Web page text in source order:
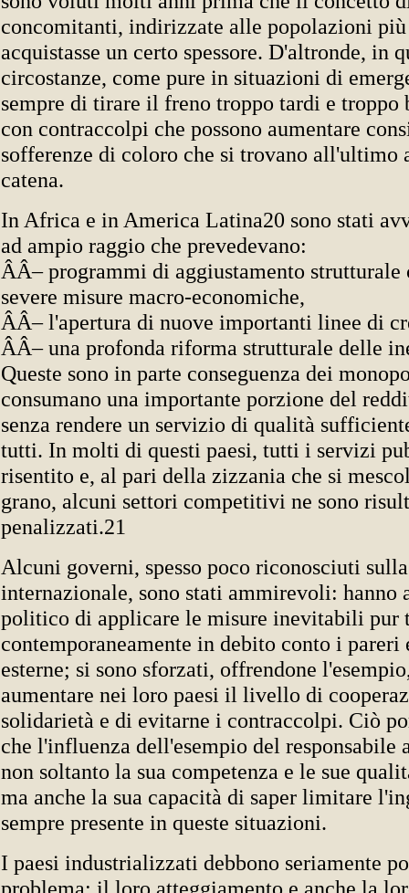
concomitanti, indirizzate alle popolazioni più
acquistasse un certo spessore. D'altronde, in
circostanze, come pure in situazioni di
sempre di tirare il freno troppo tardi e troppo
con contraccolpi che possono aumentare
sofferenze di coloro che si trovano all'ultimo
catena.
In Africa e in America Latina20 sono stati
ad ampio raggio che prevedevano:
ÂÂ– programmi di aggiustamento strutturale
severe misure macro-economiche,
ÂÂ– l'apertura di nuove importanti linee di
ÂÂ– una profonda riforma strutturale delle
Queste sono in parte conseguenza dei
consumano una importante porzione del
senza rendere un servizio di qualità
tutti. In molti di questi paesi, tutti i servizi
risentito e, al pari della zizzania che si
grano, alcuni settori competitivi ne sono
penalizzati.21
Alcuni governi, spesso poco riconosciuti
internazionale, sono stati ammirevoli: hanno
politico di applicare le misure inevitabili pur
contemporaneamente in debito conto i pareri
esterne; si sono sforzati, offrendone
aumentare nei loro paesi il livello di
solidarietà e di evitarne i contraccolpi. Ciò
che l'influenza dell'esempio del responsabile
non soltanto la sua competenza e le sue
ma anche la sua capacità di saper limitare
sempre presente in queste situazioni.
I paesi industrializzati debbono seriamente
problema: il loro atteggiamento e anche la